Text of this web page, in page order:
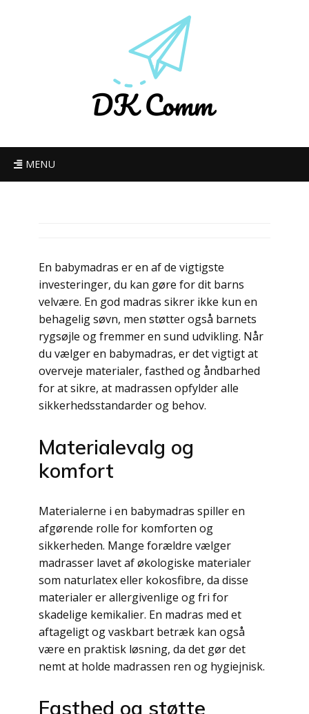
MENU
En babymadras er en af de vigtigste
investeringer, du kan gøre for dit barns
velvære. En god madras sikrer ikke kun en
behagelig søvn, men støtter også barnets
rygsøjle og fremmer en sund udvikling. Når
du vælger en babymadras, er det vigtigt at
overveje materialer, fasthed og åndbarhed
for at sikre, at madrassen opfylder alle
sikkerhedsstandarder og behov.
Materialevalg og
komfort
Materialerne i en babymadras spiller en
afgørende rolle for komforten og
sikkerheden. Mange forældre vælger
madrasser lavet af økologiske materialer
som naturlatex eller kokosfibre, da disse
materialer er allergivenlige og fri for
skadelige kemikalier. En madras med et
aftageligt og vaskbart betræk kan også
være en praktisk løsning, da det gør det
nemt at holde madrassen ren og hygiejnisk.
Fasthed og støtte